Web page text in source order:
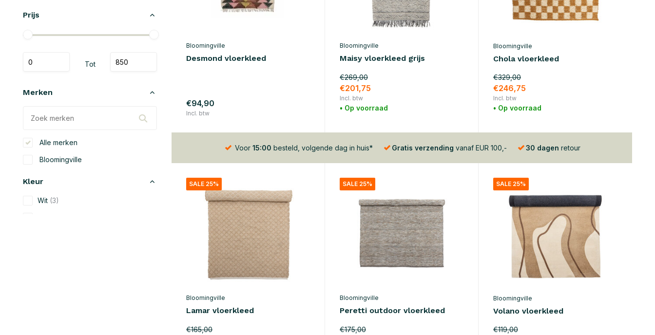
Prijs
Tot
Merken
Alle merken
Bloomingville
Kleur
Wit (3)
Bloomingville
Desmond vloerkleed
€94,90
Incl. btw
Bloomingville
Maisy vloerkleed grijs
€269,00
€201,75
Incl. btw
• Op voorraad
Bloomingville
Chola vloerkleed
€329,00
€246,75
Incl. btw
• Op voorraad
Voor 15:00 besteld, volgende dag in huis* Gratis verzending vanaf EUR 100,- 30 dagen retour
SALE 25%
Bloomingville
Lamar vloerkleed
€165,00
SALE 25%
Bloomingville
Peretti outdoor vloerkleed
€175,00
SALE 25%
Bloomingville
Volano vloerkleed
€119,00